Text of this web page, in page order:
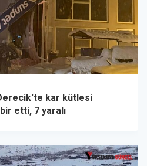
Derecik'te kar kütlesi
etti, 7 yaralı